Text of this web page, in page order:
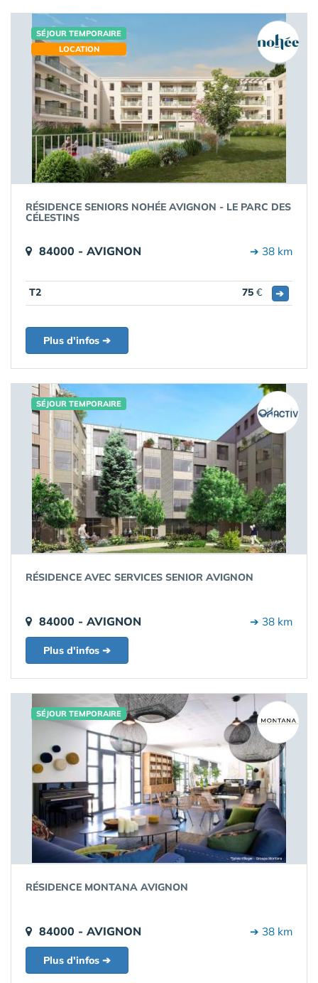
SÉJOUR TEMPORAIRE
LOCATION
RÉSIDENCE SENIORS NOHÉE AVIGNON - LE PARC DES
CÉLESTINS
84000 - AVIGNON ➔ 38 km
T2 75 € ➔
Plus d'infos ➔
SÉJOUR TEMPORAIRE
RÉSIDENCE AVEC SERVICES SENIOR AVIGNON
84000 - AVIGNON ➔ 38 km
Plus d'infos ➔
SÉJOUR TEMPORAIRE
RÉSIDENCE MONTANA AVIGNON
84000 - AVIGNON ➔ 38 km
Plus d'infos ➔